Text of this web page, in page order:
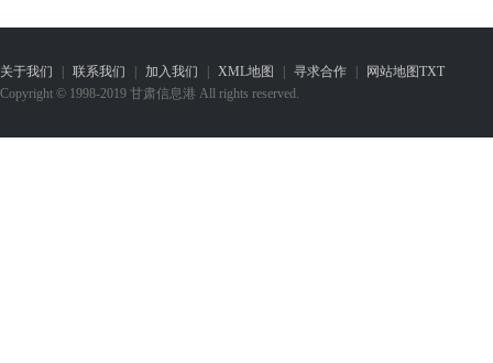
关于我们 联系我们 加入我们 XML地图 寻求合作 网站地图TXT
Copyright © 1998-2019 甘肃信息港 All rights reserved.